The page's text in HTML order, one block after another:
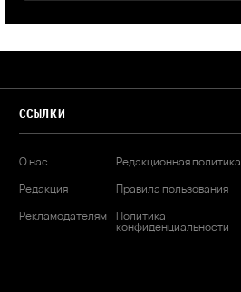
ССЫЛКИ
О нас
Редакция
Рекламодателям
Редакционная политика
Правила пользования
Политика
конфиденциальности